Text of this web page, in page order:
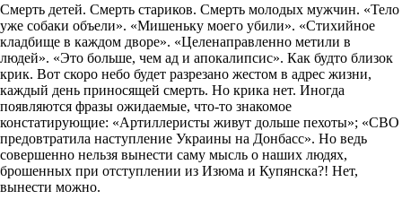
Смерть детей. Смерть стариков. Смерть молодых мужчин. «Тело
уже собаки объели». «Мишеньку моего убили». «Стихийное
кладбище в каждом дворе». «Целенаправленно метили в
людей». «Это больше, чем ад и апокалипсис». Как будто близок
крик. Вот скоро небо будет разрезано жестом в адрес жизни,
каждый день приносящей смерть. Но крика нет. Иногда
появляются фразы ожидаемые, что-то знакомое
констатирующие: «Артиллеристы живут дольше пехоты»; «СВО
предовтратила наступление Украины на Донбасс». Но ведь
совершенно нельзя вынести саму мысль о наших людях,
брошенных при отступлении из Изюма и Купянска?! Нет,
вынести можно.